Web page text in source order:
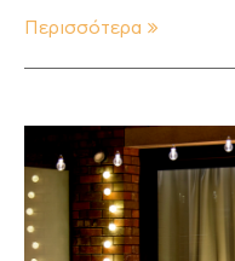
Περισσότερα